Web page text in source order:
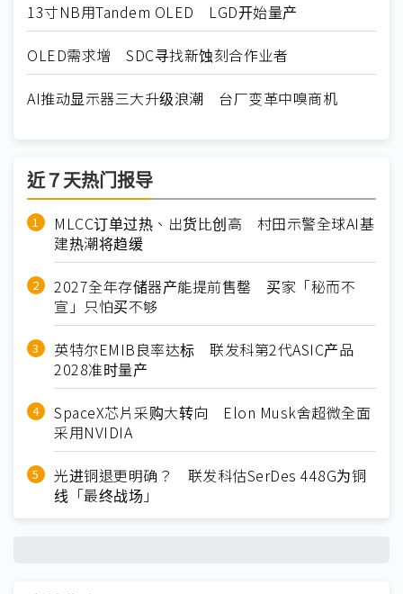
13寸NB用Tandem OLED LGD开始量产
OLED需求增 SDC寻找新蚀刻合作业者
AI推动显示器三大升级浪潮 台厂变革中嗅商机
近７天热门报导
MLCC订单过热、出货比创高 村田示警全球AI基
建热潮将趋缓
2027全年存储器产能提前售罄 买家「秘而不
宣」只怕买不够
英特尔EMIB良率达标 联发科第2代ASIC产品
2028准时量产
SpaceX芯片采购大转向 Elon Musk舍超微全面
采用NVIDIA
光进铜退更明确？ 联发科估SerDes 448G为铜
线「最终战场」